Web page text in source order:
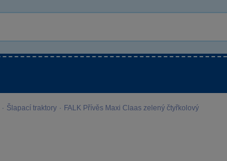
· Šlapací traktory · FALK Přívěs Maxi Claas zelený čtyřkolový